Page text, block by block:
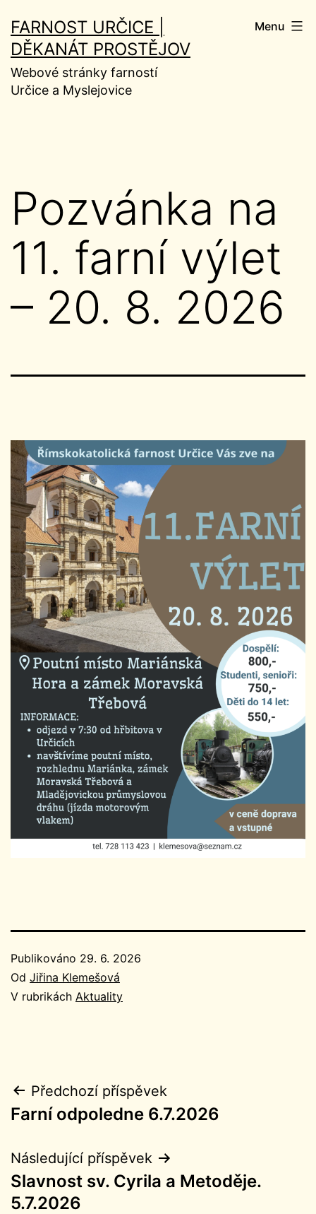
obsahu
FARNOST URČICE |
DĚKANÁT PROSTĚJOV
Webové stránky farností
Určice a Myslejovice
Menu
Pozvánka na
11. farní výlet
– 20. 8. 2026
Publikováno 29. 6. 2026
Od Jiřina Klemešová
V rubrikách Aktuality
Navigace
pro
příspěvek
Předchozí příspěvek
Farní odpoledne 6.7.2026
Následující příspěvek
Slavnost sv. Cyrila a Metoděje.
5.7.2026